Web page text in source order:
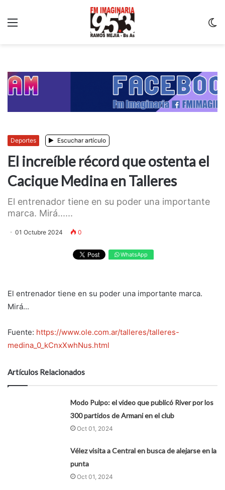
Deportes Escuchar artículo
El increíble récord que ostenta el
Cacique Medina en Talleres
El entrenador tiene en su poder una importante
marca. Mirá......
01 Octubre 2024 0
WhatsApp
El entrenador tiene en su poder una importante marca.
Mirá...
Fuente: https://www.ole.com.ar/talleres/talleres-
medina_0_kCnxXwhNus.html
Artículos Relacionados
Modo Pulpo: el video que publicó River por los
300 partidos de Armani en el club
Oct 01, 2024
Vélez visita a Central en busca de alejarse en la
punta
Oct 01, 2024